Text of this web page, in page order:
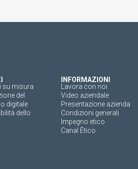
su misura
del
digitale
dello
INFORMAZIONI
Lavora con noi
Video aziendale
Presentazione azienda
Condizioni generali
Impegno etico
Canal Ético